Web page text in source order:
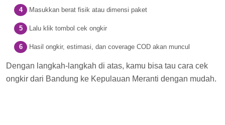
Masukkan berat fisik atau dimensi paket
Lalu klik tombol cek ongkir
Hasil ongkir, estimasi, dan coverage COD akan muncul
Dengan langkah-langkah di atas, kamu bisa tau cara cek
ongkir dari Bandung ke Kepulauan Meranti dengan mudah.